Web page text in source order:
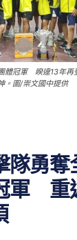
體冠軍 睽違13年再
。圖/崇文國中提供
隊勇奪
軍 重